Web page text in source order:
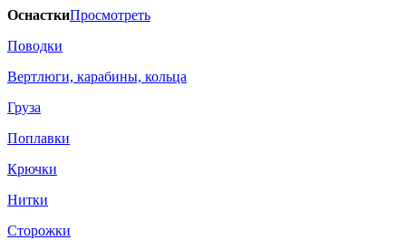
ОснасткиПросмотреть
Поводки
Вертлюги, карабины, кольца
Груза
Поплавки
Крючки
Нитки
Сторожки